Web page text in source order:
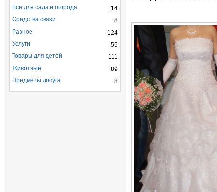
14
Все для сада и огорода
8
Средства связи
124
Разное
55
Услуги
111
Товары для детей
89
Животные
8
Предметы досуга